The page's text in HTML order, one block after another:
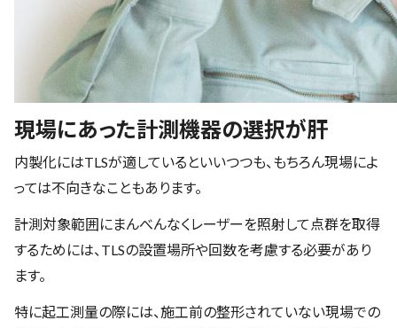
現場にあった計測機器の選択が肝
内製化にはTLSが適しているといいつつも、もちろん現場によ
っては不向きなこともあります。
計測対象範囲にまんべんなくレーザーを照射して点群を取得
するためには、TLSの設置場所や回数を考慮する必要があり
ます。
特に起工測量の際には、施工前の整形されていない現場での